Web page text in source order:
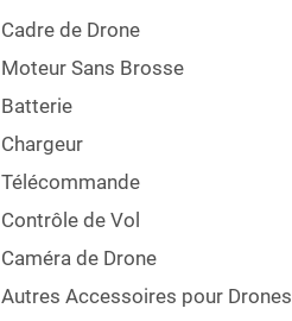
Cadre de Drone
Moteur Sans Brosse
Batterie
Chargeur
Télécommande
Contrôle de Vol
Caméra de Drone
Autres Accessoires pour Drones